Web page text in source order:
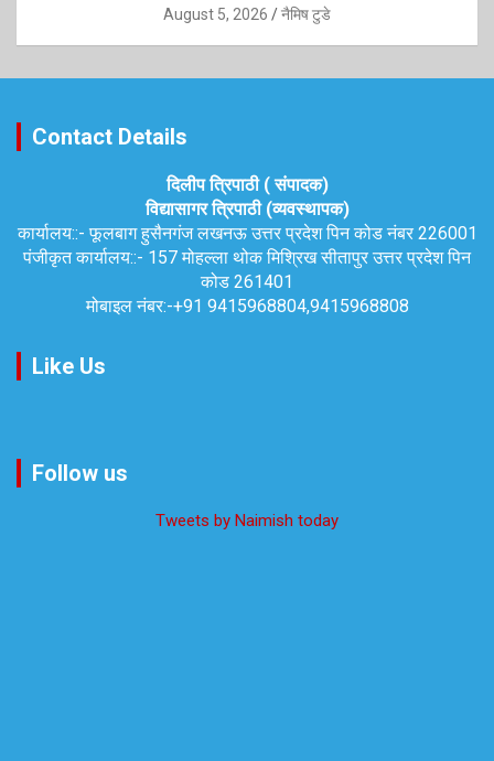
August 5, 2026 नैमिष टुडे
Contact Details
दिलीप त्रिपाठी ( संपादक)
विद्यासागर त्रिपाठी (व्यवस्थापक)
कार्यालय::-फूलबाग हुसैनगंज लखनऊ उत्तर प्रदेश पिन कोड नंबर 226001
पंजीकृत कार्यालय::- 157 मोहल्ला थोक मिश्रिख सीतापुर उत्तर प्रदेश पिन
कोड 261401
मोबाइल नंबर:-+91 9415968804,9415968808
Like Us
Follow us
Tweets by Naimish today